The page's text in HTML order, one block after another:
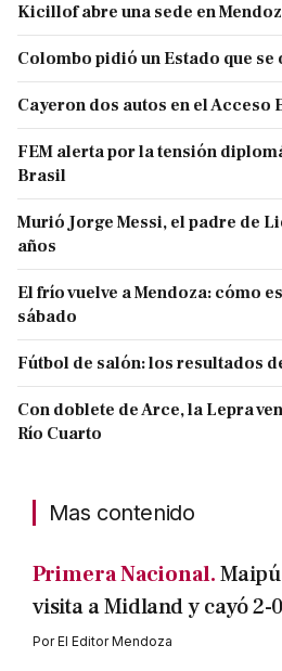
Kicillof abre una sede en
Colombo pidió un Estado que se
Cayeron dos autos en el Acceso
FEM alerta por la tensión
Brasil
Murió Jorge Messi, el padre de
años
El frío vuelve a Mendoza: cómo
sábado
Fútbol de salón: los resultados
Con doblete de Arce, la Lepra
Río Cuarto
Mas contenido
Primera Nacional.
visita a Midland y cayó 2-0
PorEl Editor Mendoza